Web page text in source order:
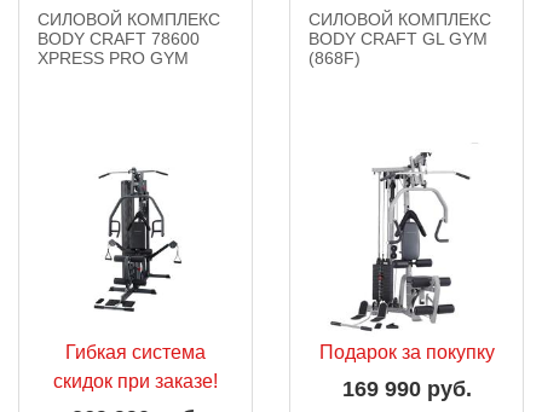
СИЛОВОЙ КОМПЛЕКС
BODY CRAFT 78600
XPRESS PRO GYM
Гибкая система
скидок при заказе!
СИЛОВОЙ КОМПЛЕКС
BODY CRAFT GL GYM
(868F)
Подарок за покупку
169 990 руб.